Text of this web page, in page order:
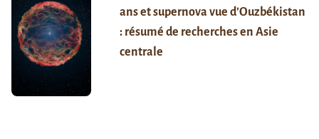
ans et supernova vue d’Ouzbékistan
: résumé de recherches en Asie
centrale